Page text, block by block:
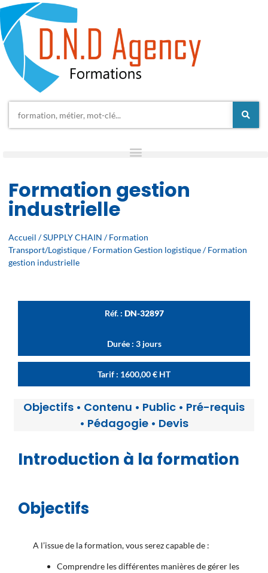
Formation gestion
industrielle
Accueil /SUPPLY CHAIN /Formation
Transport/Logistique/Formation Gestion logistique/ Formation
gestion industrielle
Réf. : DN-32897
Durée : 3 jours
Tarif : 1600,00€ HT
Objectifs • Contenu • Public • Pré-requis
• Pédagogie • Devis
Introduction à la formation
Objectifs
A l’issue de la formation, vous serez capable de :
Comprendre les différentes manières de gérer les